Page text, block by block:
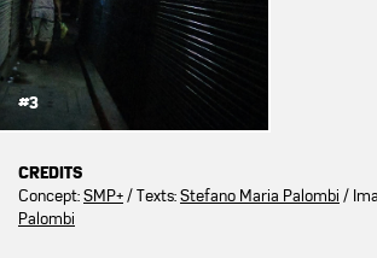
#3
CREDITS
Concept:SMP+/ Texts:Stefano Maria Palombi /
Palombi